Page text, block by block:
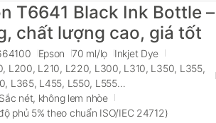
T6641 Black Ink Bottle –
chất lượng cao, giá tốt
Epson 70 ml/lọ Inkjet Dye
L200, L210, L220, L300, L310, L350, L355,
L365, L455, L550, L555…
Sắc nét, không lem nhòe
phủ 5% theo chuẩn ISO/IEC 24712)